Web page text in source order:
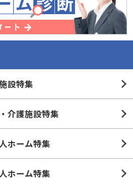
設特集
介護施設特集
ホーム特集
ホーム特集